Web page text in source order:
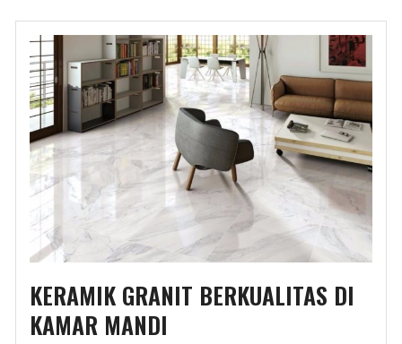
KERAMIK GRANIT BERKUALITAS DI
KAMAR MANDI